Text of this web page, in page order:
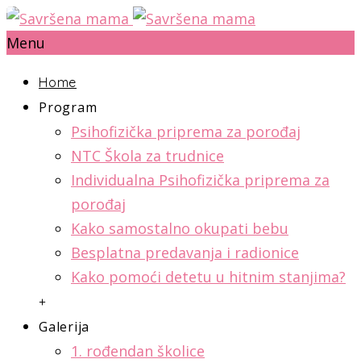
Menu
Home
Program
Psihofizička priprema za porođaj
NTC Škola za trudnice
Individualna Psihofizička priprema za
porođaj
Kako samostalno okupati bebu
Besplatna predavanja i radionice
Kako pomoći detetu u hitnim stanjima?
+
Galerija
1. rođendan školice